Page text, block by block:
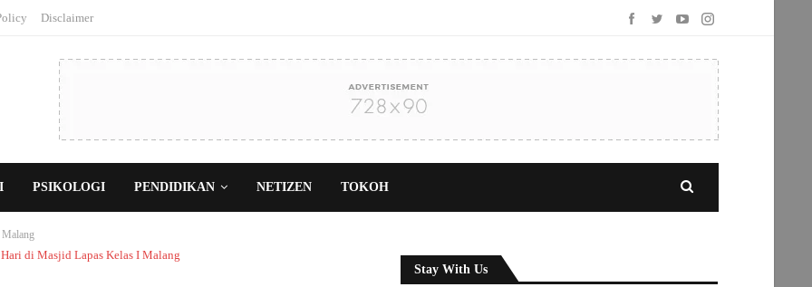
Disclaimer
PSIKOLOGI PENDIDIKAN NETIZEN TOKOH
Stay With Us